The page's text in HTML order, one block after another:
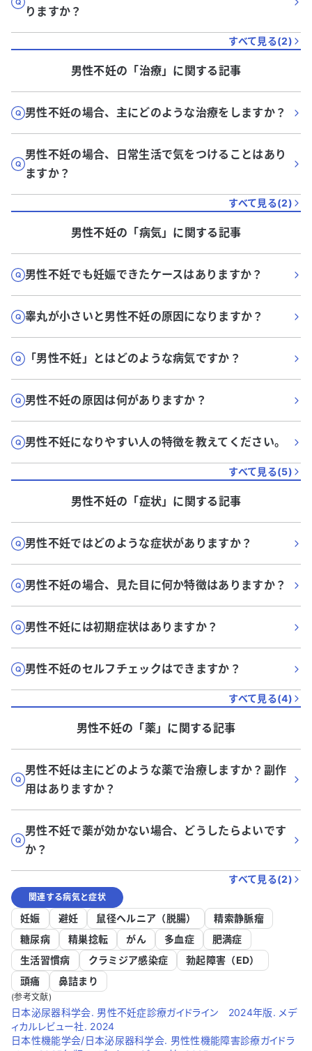
りますか？
すべて見る(2)
男性不妊の「治療」に関する記事
男性不妊の場合、主にどのような治療をしますか？
男性不妊の場合、日常生活で気をつけることはあり
ますか？
すべて見る(2)
男性不妊の「病気」に関する記事
男性不妊でも妊娠できたケースはありますか？
睾丸が小さいと男性不妊の原因になりますか？
「男性不妊」とはどのような病気ですか？
男性不妊の原因は何がありますか？
男性不妊になりやすい人の特徴を教えてください。
すべて見る(5)
男性不妊の「症状」に関する記事
男性不妊ではどのような症状がありますか？
男性不妊の場合、見た目に何か特徴はありますか？
男性不妊には初期症状はありますか？
男性不妊のセルフチェックはできますか？
すべて見る(4)
男性不妊の「薬」に関する記事
男性不妊は主にどのような薬で治療しますか？副作
用はありますか？
男性不妊で薬が効かない場合、どうしたらよいです
か？
すべて見る(2)
関連する病気と症状
妊娠 避妊 鼠径ヘルニア（脱腸）
精索静脈瘤
糖尿病
精巣捻転 がん 多血症
肥満症
生活習慣病
クラミジア感染症
勃起障害（ED）
頭痛
鼻詰まり
(参考文献)
日本泌尿器科学会. 男性不妊症診療ガイドライン 2024年版. メデ
ィカルレビュー社. 2024
日本性機能学会/日本泌尿器科学会. 男性性機能障害診療ガイドラ